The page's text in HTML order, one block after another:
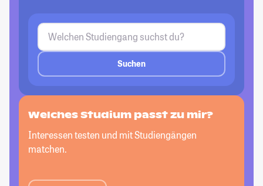
Suchen
Welches Studium passt zu mir?
Interessen testen und mit Studiengängen
matchen.